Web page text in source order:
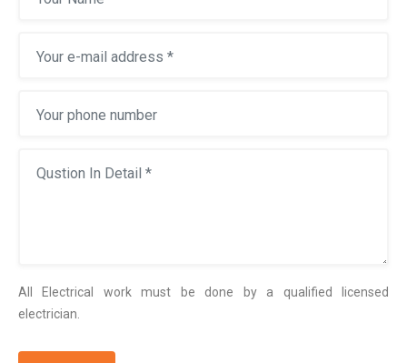
All Electrical work must be done by a qualified licensed
electrician.